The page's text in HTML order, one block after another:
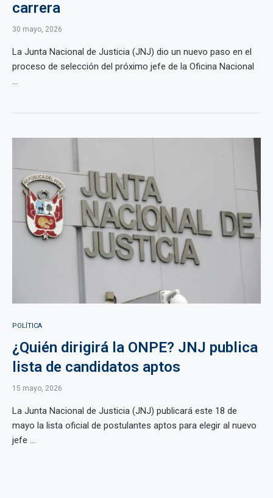
carrera
30 mayo, 2026
La Junta Nacional de Justicia (JNJ) dio un nuevo paso en el
proceso de selección del próximo jefe de la Oficina Nacional
...
POLÍTICA
¿Quién dirigirá la ONPE? JNJ publica
lista de candidatos aptos
15 mayo, 2026
La Junta Nacional de Justicia (JNJ) publicará este 18 de
mayo la lista oficial de postulantes aptos para elegir al nuevo
jefe ...